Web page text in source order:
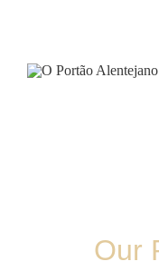
Our